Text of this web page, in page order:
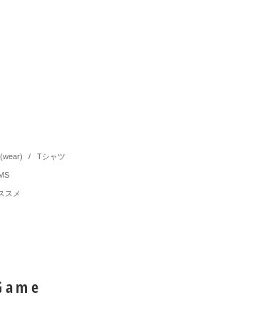
/ Tシャツ
スメ